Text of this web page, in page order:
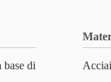
base di